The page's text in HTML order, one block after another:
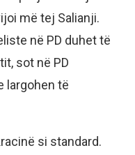
më tej Salianji.
në PD duhet të
sot në PD
largohen të
si standard.